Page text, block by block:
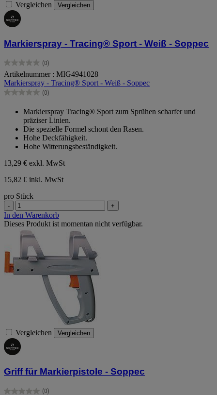
Vergleichen Vergleichen
Markierspray - Tracing® Sport - Weiß - Soppec
(0)
0.0
von
5
Sternen.
Artikelnummer : MIG4941028
Markierspray - Tracing® Sport - Weiß - Soppec
(0)
0.0
Sternen.
Markierspray Tracing® Sport zum Sprühen scharfer und
präziser Linien.
Die spezielle Formel schont den Rasen.
Hohe Deckfähigkeit.
Hohe Witterungsbeständigkeit.
13,29 € exkl. MwSt
15,82 € inkl. MwSt
pro Stück
- +
In den Warenkorb
Dieses Produkt ist momentan nicht verfügbar.
Vergleichen Vergleichen
Griff für Markierpistole - Soppec
(0)